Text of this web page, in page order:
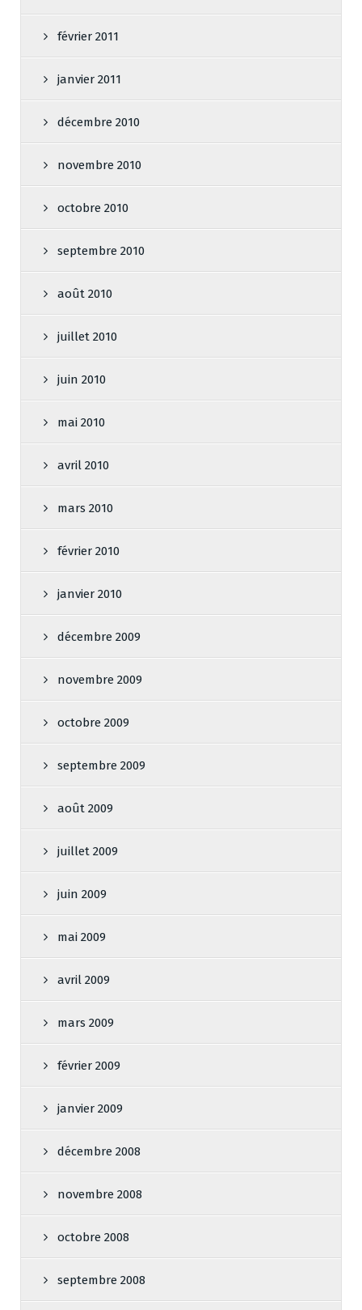
février 2011
janvier 2011
décembre 2010
novembre 2010
octobre 2010
septembre 2010
août 2010
juillet 2010
juin 2010
mai 2010
avril 2010
mars 2010
février 2010
janvier 2010
décembre 2009
novembre 2009
octobre 2009
septembre 2009
août 2009
juillet 2009
juin 2009
mai 2009
avril 2009
mars 2009
février 2009
janvier 2009
décembre 2008
novembre 2008
octobre 2008
septembre 2008